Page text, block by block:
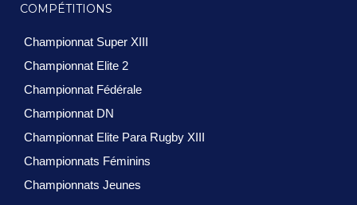
COMPÉTITIONS
Championnat Super XIII
Championnat Elite 2
Championnat Fédérale
Championnat DN
Championnat Elite Para Rugby XIII
Championnats Féminins
Championnats Jeunes